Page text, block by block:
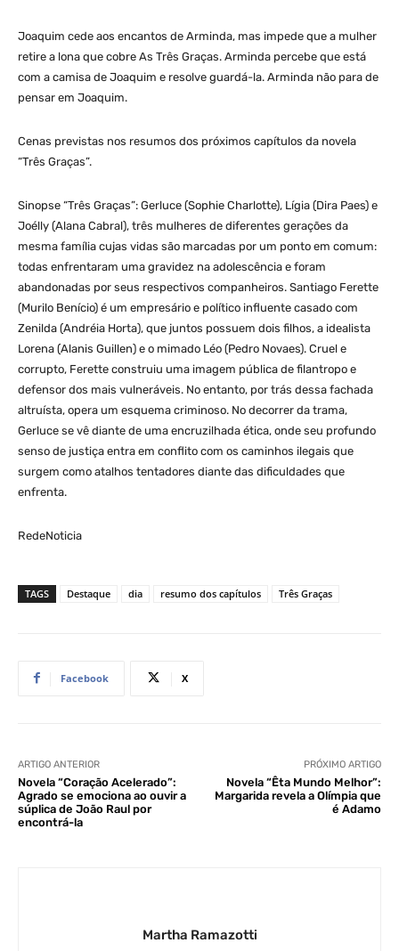
Joaquim cede aos encantos de Arminda, mas impede que a mulher
retire a lona que cobre As Três Graças. Arminda percebe que está
com a camisa de Joaquim e resolve guardá-la. Arminda não para de
pensar em Joaquim.
Cenas previstas nos resumos dos próximos capítulos da novela
“Três Graças”.
Sinopse “Três Graças”: Gerluce (Sophie Charlotte), Lígia (Dira Paes) e
Joélly (Alana Cabral), três mulheres de diferentes gerações da
mesma família cujas vidas são marcadas por um ponto em comum:
todas enfrentaram uma gravidez na adolescência e foram
abandonadas por seus respectivos companheiros. Santiago Ferette
(Murilo Benício) é um empresário e político influente casado com
Zenilda (Andréia Horta), que juntos possuem dois filhos, a idealista
Lorena (Alanis Guillen) e o mimado Léo (Pedro Novaes). Cruel e
corrupto, Ferette construiu uma imagem pública de filantropo e
defensor dos mais vulneráveis. No entanto, por trás dessa fachada
altruísta, opera um esquema criminoso. No decorrer da trama,
Gerluce se vê diante de uma encruzilhada ética, onde seu profundo
senso de justiça entra em conflito com os caminhos ilegais que
surgem como atalhos tentadores diante das dificuldades que
enfrenta.
RedeNoticia
TAGS Destaque dia resumo dos capítulos Três Graças
Facebook X
ARTIGO ANTERIOR
Novela “Coração Acelerado”:
Agrado se emociona ao ouvir a
súplica de João Raul por
encontrá-la
PRÓXIMO ARTIGO
Novela “Êta Mundo Melhor”:
Margarida revela a Olímpia que
é Adamo
Martha Ramazotti